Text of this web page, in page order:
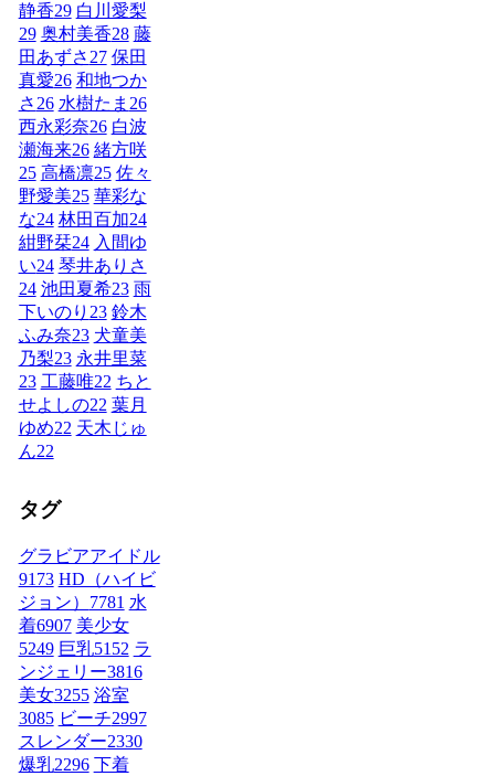
静香29 白川愛梨
29 奥村美香28 藤
田あずさ27 保田
真愛26 和地つか
さ26 水樹たま 26
西永彩奈26 白波
瀬海来26 緒方咲
25 高橋凛25 佐々
野愛美25 華彩な
な24 林田百加24
紺野栞24 入間ゆ
い24 琴井ありさ
24 池田夏希23 雨
下いのり 23 鈴木
ふみ奈23 犬童美
乃梨23 永井里菜
23 工藤唯22 ちと
せよしの22 葉月
ゆめ22 天木じゅ
ん22
タグ
グラビアアイドル
9173 HD（ハイビ
ジョン） 7781 水
着6907 美少女
5249 巨乳5152 ラ
ンジェリー3816
美女3255 浴室
3085 ビーチ2997
スレンダー2330
爆乳2296 下着